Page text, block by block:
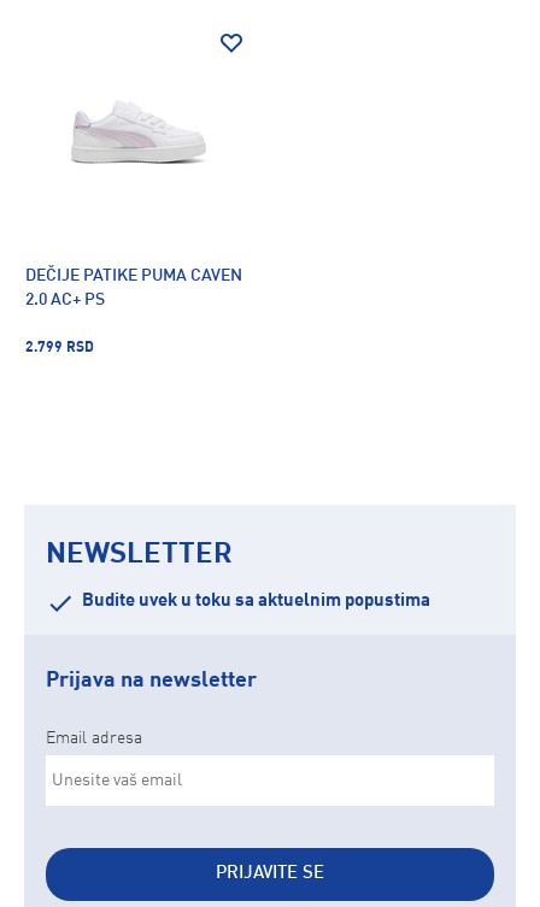
DEČIJE PATIKE PUMA CAVEN
2.0 AC+ PS
2.799 RSD
NEWSLETTER
Budite uvek u toku sa aktuelnim popustima
Prijava na newsletter
Email adresa
PRIJAVITE SE